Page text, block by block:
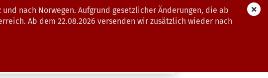
Suche...nach Norwegen. Aufgrund gesetzlicher Änderungen, die ab
Ab dem 22.08.2026 versenden wir zusätzlich wieder nach